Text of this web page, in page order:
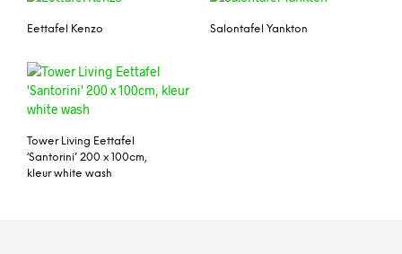
Eettafel Kenzo Salontafel Yankton
Tower Living Eettafel
‘Santorini’ 200 x 100cm,
kleur white wash